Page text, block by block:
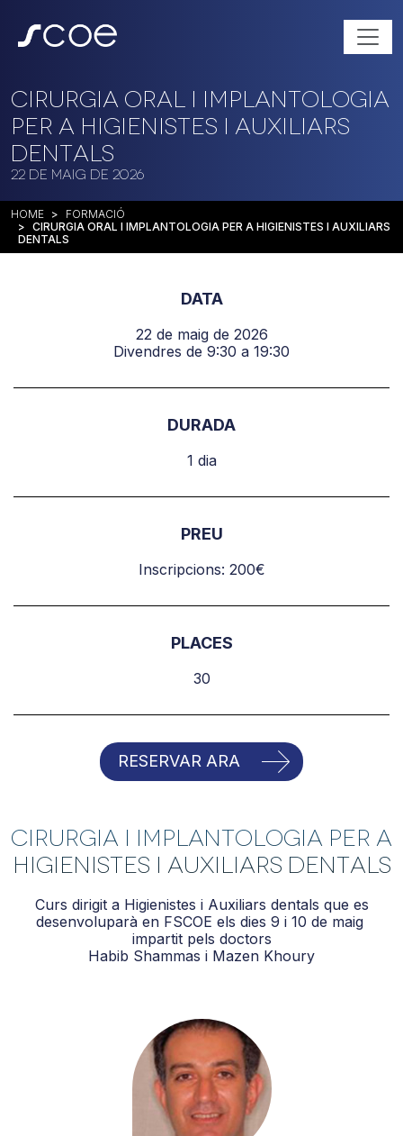
CIRURGIA ORAL I IMPLANTOLOGIA
PER A HIGIENISTES I AUXILIARS
DENTALS
22 de maig de 2026
HOME
FORMACIÓ
CIRURGIA ORAL I IMPLANTOLOGIA PER A HIGIENISTES I AUXILIARS
DENTALS
DATA
22 de maig de 2026
Divendres de 9:30 a 19:30
DURADA
1 dia
PREU
Inscripcions: 200€
PLACES
30
RESERVAR ARA
Cirurgia i Implantologia per a
higienistes i auxiliars dentals
Curs dirigit a Higienistes i Auxiliars dentals que es
desenvoluparà en FSCOE els dies 9 i 10 de maig
impartit pels doctors
Habib Shammas i Mazen Khoury